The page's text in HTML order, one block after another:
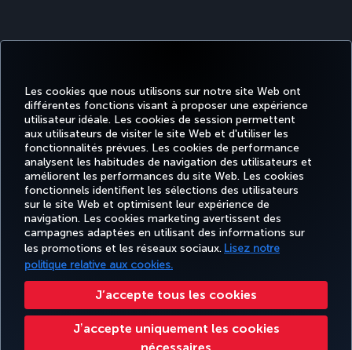
Les cookies que nous utilisons sur notre site Web ont
différentes fonctions visant à proposer une expérience
utilisateur idéale. Les cookies de session permettent
aux utilisateurs de visiter le site Web et d'utiliser les
fonctionnalités prévues. Les cookies de performance
analysent les habitudes de navigation des utilisateurs et
améliorent les performances du site Web. Les cookies
fonctionnels identifient les sélections des utilisateurs
sur le site Web et optimisent leur expérience de
navigation. Les cookies marketing avertissent des
campagnes adaptées en utilisant des informations sur
les promotions et les réseaux sociaux. Lisez notre
politique relative aux cookies.
J’accepte tous les cookies
Jʼaccepte uniquement les cookies
Facebook
TwitterInstagram
YouTubeLinkedIn
TiktokBlog
RÉSERVER
ET GÉRER
EXPÉRIENCE
OFFRES ET
DESTINATIONS
TURKISH
HOLIDAYS
SMILES
Confidentialité et cookies Mentions légales Droits des passagers